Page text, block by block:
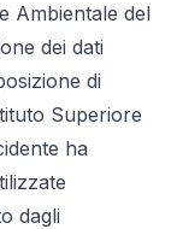
Ambientale del
dei dati
di
Superiore
ha
dagli